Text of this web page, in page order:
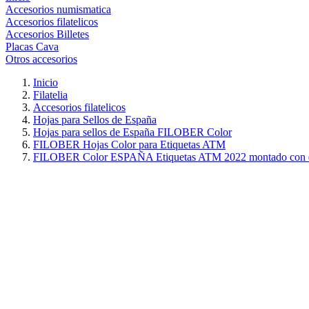
Accesorios numismatica
Accesorios filatelicos
Accesorios Billetes
Placas Cava
Otros accesorios
Inicio
Filatelia
Accesorios filatelicos
Hojas para Sellos de España
Hojas para sellos de España FILOBER Color
FILOBER Hojas Color para Etiquetas ATM
FILOBER Color ESPAÑA Etiquetas ATM 2022 montado con